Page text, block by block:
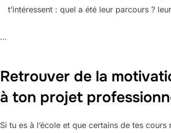
t’intéressent : quel a été leur parcours ?
…
Retrouver de la
à ton projet
Si tu es à l’école et que certains de tes